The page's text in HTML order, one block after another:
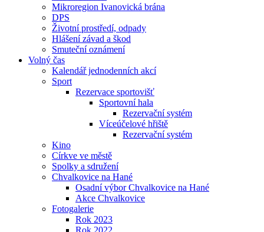
Mikroregion Ivanovická brána
DPS
Životní prostředí, odpady
Hlášení závad a škod
Smuteční oznámení
Volný čas
Kalendář jednodenních akcí
Sport
Rezervace sportovišť
Sportovní hala
Rezervační systém
Víceúčelové hřiště
Rezervační systém
Kino
Církve ve městě
Spolky a sdružení
Chvalkovice na Hané
Osadní výbor Chvalkovice na Hané
Akce Chvalkovice
Fotogalerie
Rok 2023
Rok 2022